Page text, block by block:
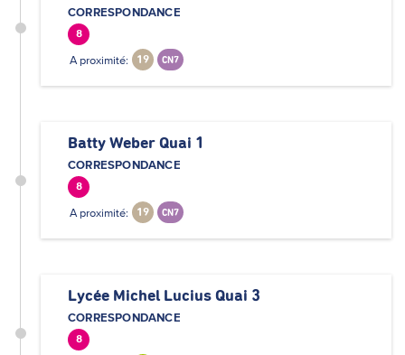
CORRESPONDANCE
8
A proximité: 19 CN7
Batty Weber Quai 1
CORRESPONDANCE
8
A proximité: 19 CN7
Lycée Michel Lucius Quai 3
CORRESPONDANCE
8